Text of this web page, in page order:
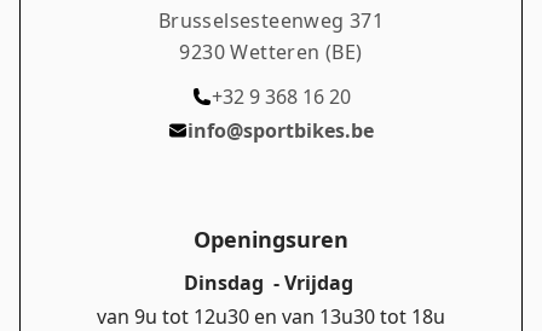
Brusselsesteenweg 371
9230 Wetteren (BE)
+32 9 368 16 20
info@sportbikes.be
Openingsuren
Dinsdag - Vrijdag
van 9u tot 12u30 en van 13u30 tot 18u